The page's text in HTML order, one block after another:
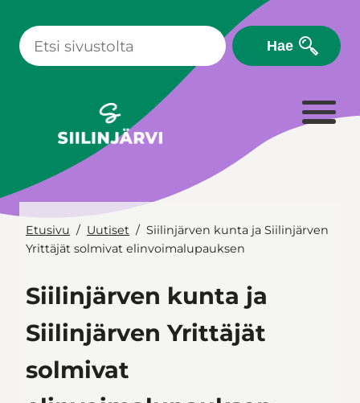
sisältöön
Hae
Etusivu Uutiset
Siilinjärven kunta ja Siilinjärven
Yrittäjät solmivat elinvoimalupauksen
Siilinjärven kunta ja
Siilinjärven Yrittäjät
solmivat